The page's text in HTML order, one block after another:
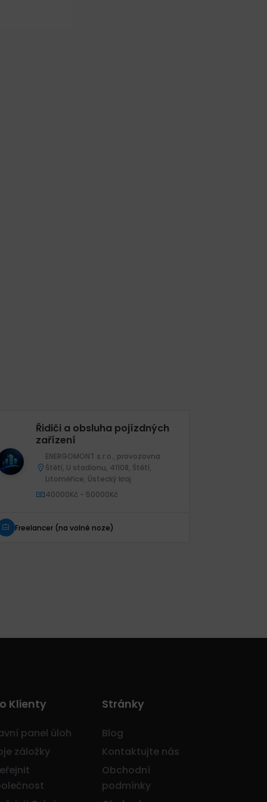
Řidiči a obsluha pojízdných
zařízení
ENERGOMONT s.r.o., provozovna
Štětí, U stadionu, 41108, Štětí,
Litoměřice, Ústecký kraj
40000Kč - 50000Kč
Freelancer (na volné noze)
Klienty
panel úloh
záložky
Stránky
Blog
Kontaktujte nás
Obchodní
podmínky